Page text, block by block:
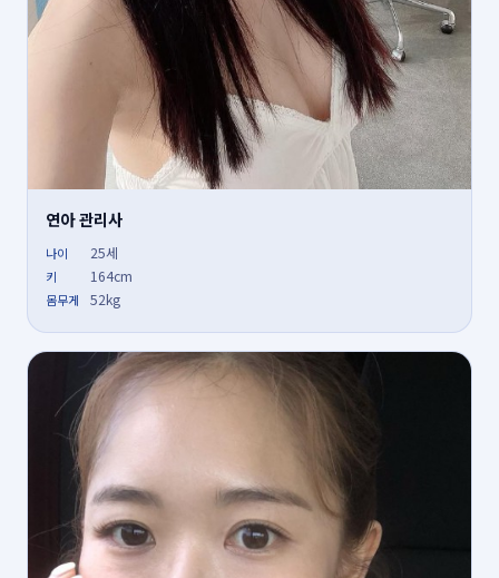
연아 관리사
나이 25세
키 164cm
몸무게 52kg